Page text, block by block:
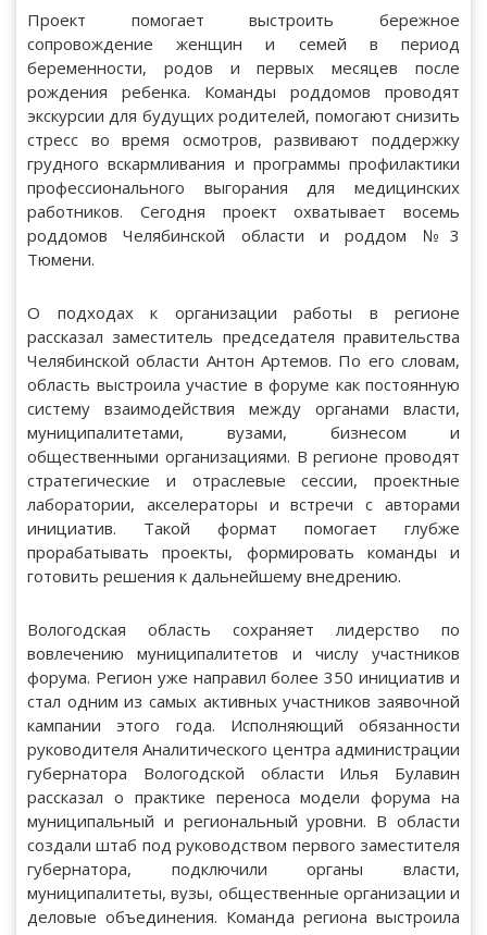
Проект помогает выстроить бережное
сопровождение женщин и семей в период
беременности, родов и первых месяцев после
рождения ребенка. Команды роддомов проводят
экскурсии для будущих родителей, помогают снизить
стресс во время осмотров, развивают поддержку
грудного вскармливания и программы профилактики
профессионального выгорания для медицинских
работников. Сегодня проект охватывает восемь
роддомов Челябинской области и роддом №3
Тюмени.
О подходах к организации работы в регионе
рассказал заместитель председателя правительства
Челябинской области Антон Артемов. По его словам,
область выстроила участие в форуме как постоянную
систему взаимодействия между органами власти,
муниципалитетами, вузами, бизнесом и
общественными организациями. В регионе проводят
стратегические и отраслевые сессии, проектные
лаборатории, акселераторы и встречи с авторами
инициатив. Такой формат помогает глубже
прорабатывать проекты, формировать команды и
готовить решения к дальнейшему внедрению.
Вологодская область сохраняет лидерство по
вовлечению муниципалитетов и числу участников
форума. Регион уже направил более 350 инициатив и
стал одним из самых активных участников заявочной
кампании этого года. Исполняющий обязанности
руководителя Аналитического центра администрации
губернатора Вологодской области Илья Булавин
рассказал о практике переноса модели форума на
муниципальный и региональный уровни. В области
создали штаб под руководством первого заместителя
губернатора, подключили органы власти,
муниципалитеты, вузы, общественные организации и
деловые объединения. Команда региона выстроила